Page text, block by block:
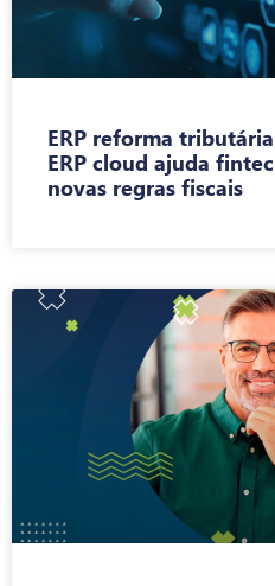
ERP reforma
ERP cloud ajuda
novas regras fiscais